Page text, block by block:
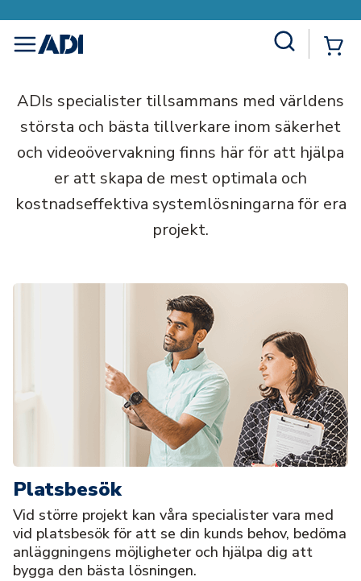
menu
ADIs specialister tillsammans med världens
största och bästa tillverkare inom säkerhet
och videoövervakning finns här för att hjälpa
er att skapa de mest optimala och
kostnadseffektiva systemlösningarna för era
projekt.
Platsbesök
Vid större projekt kan våra specialister vara med
vid platsbesök för att se din kunds behov, bedöma
anläggningens möjligheter och hjälpa dig att
bygga den bästa lösningen.